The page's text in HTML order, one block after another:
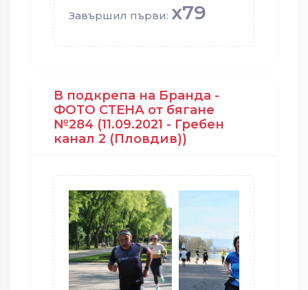
Завършил първи: x79
В подкрепа на Бранда -
ФОТО СТЕНА от бягане
№284 (11.09.2021 - Гребен
канал 2 (Пловдив))